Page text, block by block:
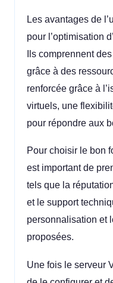
Les avantages de
pour l’optimisation
Ils comprennent
grâce à des
renforcée grâce à
virtuels, une
pour répondre aux
Pour choisir le bon
est important de
tels que la
et le support
personnalisation et
proposées.
Une fois le serveur